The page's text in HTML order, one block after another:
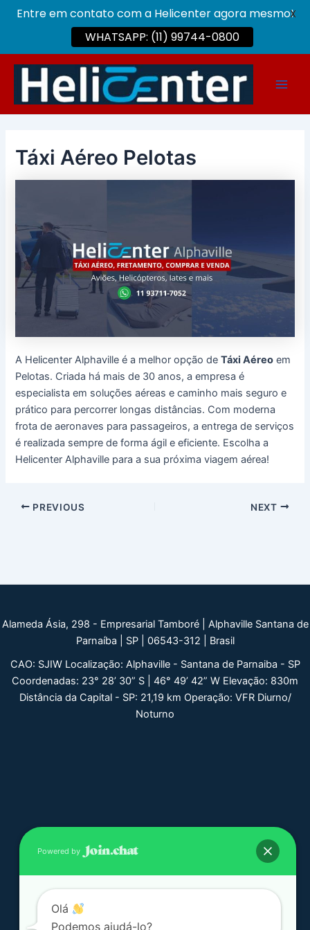
conteúdo
Táxi Aéreo Pelotas
A Helicenter Alphaville é a melhor opção deTáxi Aéreo em
Pelotas. Criada há mais de 30 anos, a empresa é
especialista em soluções aéreas e caminho mais seguro e
prático para percorrer longas distâncias. Com moderna
frota de aeronaves para passageiros, a entrega de serviços
é realizada sempre de forma ágil e eficiente. Escolha a
Helicenter Alphaville para a sua próxima viagem aérea!
Post
PREVIOUS NEXT
Alameda Ásia, 298 - Empresarial Tamboré | Alphaville Santana de
Parnaíba | SP | 06543-312 | Brasil
CAO: SJIW Localização: Alphaville - Santana de Parnaiba - SP
Coordenadas: 23° 28’ 30” S | 46° 49’ 42” W Elevação: 830m
Distância da Capital - SP: 21,19 km Operação: VFR Diurno/
Noturno
Entre em contato com a Helicenter agora mesmo!
WHATSAPP: (11) 99744-0800
X
Powered by
Olá
Podemos ajudá-lo?